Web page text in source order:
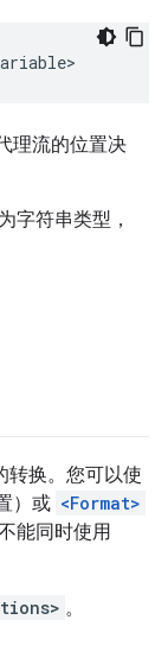
理流的位置决
字符串类型，
转换。您可以使
）或 <Format>
能同时使用
。